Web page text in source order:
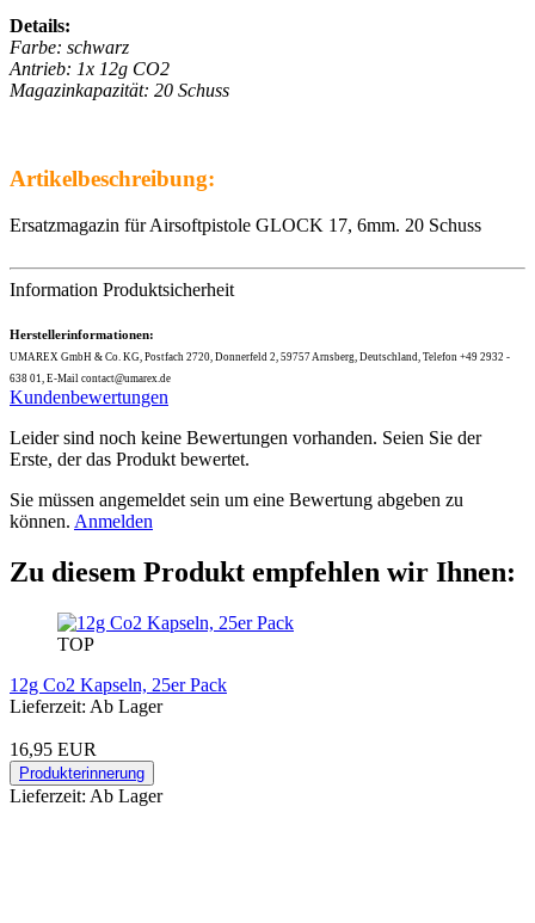
Details:
Farbe: schwarz
Antrieb: 1x 12g CO2
Magazinkapazität: 20 Schuss
Artikelbeschreibung:
Ersatzmagazin für Airsoftpistole GLOCK 17, 6mm. 20 Schuss
Information Produktsicherheit
Herstellerinformationen:
UMAREX GmbH & Co. KG, Postfach 2720, Donnerfeld 2, 59757 Arnsberg, Deutschland, Telefon +49 2932 -
638 01, E-Mail contact@umarex.de
Kundenbewertungen
Leider sind noch keine Bewertungen vorhanden. Seien Sie der
Erste, der das Produkt bewertet.
Sie müssen angemeldet sein um eine Bewertung abgeben zu
können. Anmelden
Zu diesem Produkt empfehlen wir Ihnen:
TOP
12g Co2 Kapseln, 25er Pack
Lieferzeit: Ab Lager
16,95 EUR
Produkterinnerung
Lieferzeit: Ab Lager